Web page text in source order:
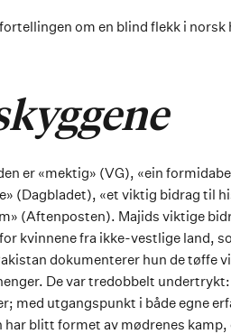
om en blind flekk i
er «mektig» (VG), «ein
(Dagbladet), «et viktig bidrag til
(Aftenposten). Majids viktige
kvinnene fra ikke-vestlige land,
dokumenterer hun de tøffe
De var tredobbelt
med utgangspunkt i både egne
blitt formet av mødrenes kamp,